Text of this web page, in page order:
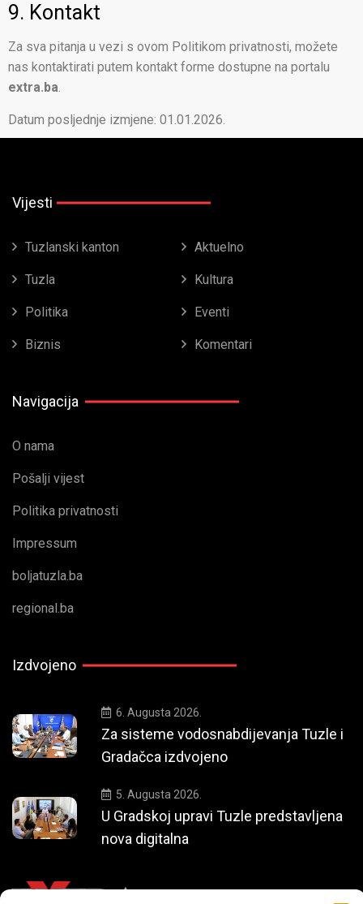
9. Kontakt
Za sva pitanja u vezi s ovom Politikom privatnosti, možete
nas kontaktirati putem kontakt forme dostupne na portalu
extra.ba.
Datum posljednje izmjene: 01.01.2026.
Vijesti
Tuzlanski kanton Aktuelno
Tuzla Kultura
Politika Eventi
Biznis Komentari
Navigacija
O nama
Pošalji vijest
Politika privatnosti
Impressum
boljatuzla.ba
regional.ba
Izdvojeno
6. Augusta 2026.
Za sisteme vodosnabdijevanja Tuzle i
Gradačca izdvojeno
5. Augusta 2026.
U Gradskoj upravi Tuzle predstavljena
nova digitalna